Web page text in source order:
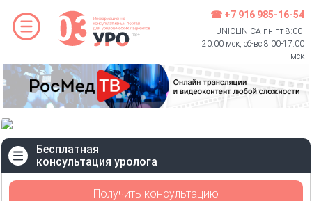
☎ +7 916 985-16-54
UNICLINICA пн-пт 8:00-
20:00 мск, сб-вс 8:00-17:00
мск
Бесплатная
консультация уролога
Получить консультацию